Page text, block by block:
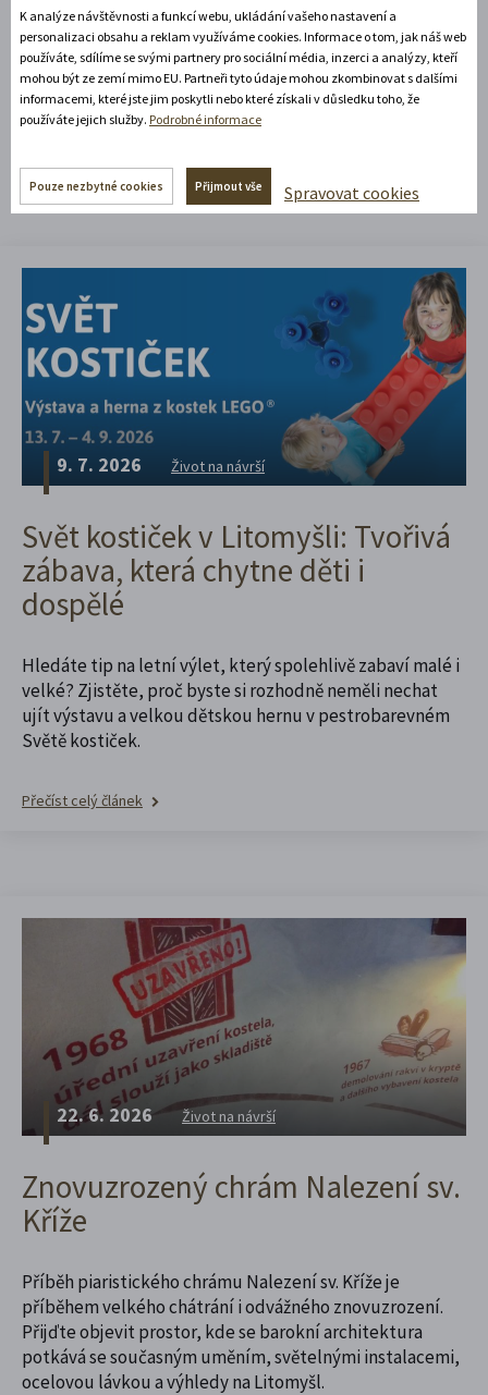
Čtěte náš blog!
Tipy, co z vás udělají výletníka i
pořadatele par excellence
9. 7. 2026 Život na návrší
Svět kostiček v Litomyšli: Tvořivá
zábava, která chytne děti i
dospělé
Hledáte tip na letní výlet, který spolehlivě zabaví malé i
velké? Zjistěte, proč byste si rozhodně neměli nechat
ujít výstavu a velkou dětskou hernu v pestrobarevném
Světě kostiček.
Přečíst celý článek
22. 6. 2026 Život na návrší
Znovuzrozený chrám Nalezení sv.
Kříže
Příběh piaristického chrámu Nalezení sv. Kříže je
příběhem velkého chátrání i odvážného znovuzrození.
Přijďte objevit prostor, kde se barokní architektura
potkává se současným uměním, světelnými instalacemi,
ocelovou lávkou a výhledy na Litomyšl.
K analýze návštěvnosti a funkcí webu, ukládání vašeho nastavení a
personalizaci obsahu a reklam využíváme cookies. Informace o tom, jak náš web
používáte, sdílíme se svými partnery pro sociální média, inzerci a analýzy, kteří
mohou být ze zemí mimo EU. Partneři tyto údaje mohou zkombinovat s dalšími
informacemi, které jste jim poskytli nebo které získali v důsledku toho, že
používáte jejich služby. Podrobné informace
Pouze nezbytné cookies Přijmout vše Spravovat cookies